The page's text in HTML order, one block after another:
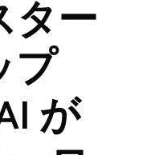
ター
プ
が